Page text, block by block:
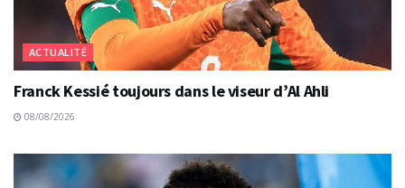
ACTUALITÉ
Franck Kessié toujours dans le viseur d’Al Ahli
08/08/2026